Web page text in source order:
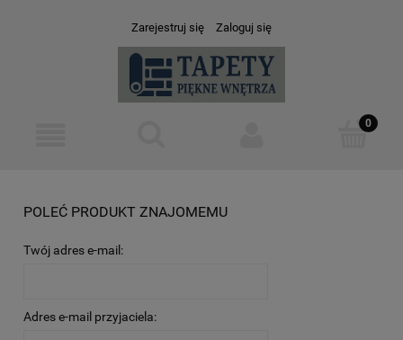
Zarejestruj się Zaloguj się
POLEĆ PRODUKT ZNAJOMEMU
Twój adres e-mail:
Adres e-mail przyjaciela: